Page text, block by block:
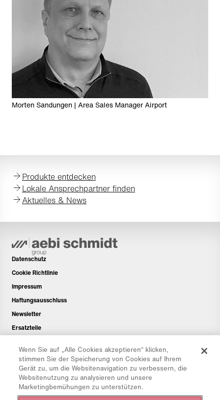
Morten Sandungen | Area Sales Manager Airport
Produkte entdecken
Lokale Ansprechpartner finden
Aktuelles & News
Datenschutz
Cookie Richtlinie
Impressum
Haftungsausschluss
Newsletter
Ersatzteile
CO₂-Rechner
TCO-Rechner
Händler & Standorte
Produktgruppenübersicht
Wenn Sie auf „Alle Cookies akzeptieren“ klicken,
stimmen Sie der Speicherung von Cookies auf Ihrem
Gerät zu, um die Websitenavigation zu verbessern, die
Websitenutzung zu analysieren und unsere
Marketingbemühungen zu unterstützen.